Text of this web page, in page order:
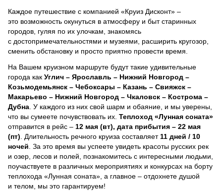
Каждое путешествие с компанией «Круиз Дисконт» –
это возможность окунуться в атмосферу и быт старинных
городов, гуляя по их улочкам, знакомясь
с достопримечательностями и музеями, расширить кругозор,
сменить обстановку и просто приятно провести время.
На Вашем круизном маршруте будут такие удивительные
города как Углич – Ярославль – Нижний Новгород –
Козьмодемьянск – Чебоксары – Казань – Свияжск –
Макарьево – Нижний Новгород – Чкаловск – Кострома –
Дубна . У каждого из них свой шарм и обаяние, и мы уверены,
что вы сумеете почувствовать их. Теплоход «Лунная соната»
отправится в рейс – 12 мая (вт), дата прибытия – 22 мая
(пт) . Длительность речного круиза составляет 11 дней / 10
ночей За это время вы успеете увидеть красоты русских рек
и озер, лесов и полей, познакомитесь с интересными людьми,
поучаствуете в различных мероприятиях и конкурсах на борту
теплохода «Лунная соната», а главное – отдохнете душой
и телом, мы это гарантируем!